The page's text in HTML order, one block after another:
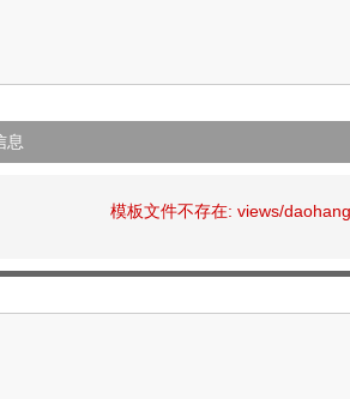
息
模板文件不存在: views/